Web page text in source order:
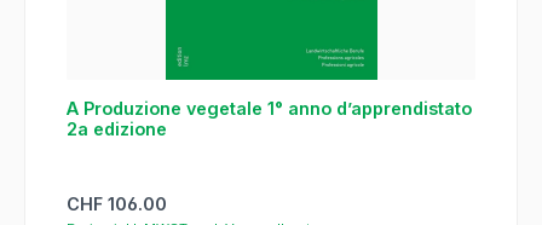
A Produzione vegetale 1° anno d’apprendistato
2a edizione
Regulärer Preis:
CHF 106.00